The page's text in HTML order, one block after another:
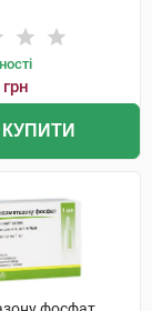
грн